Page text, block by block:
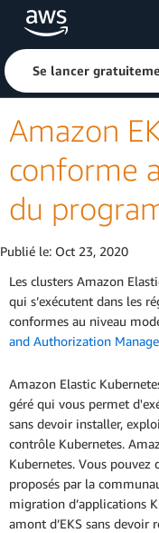
Passer au contenu principal
Cliquer ici
Se lancer
Amazon
conforme
du
Publié le: Oct 23, 2020
Les clusters Amazon
qui s’exécutent dans les
conformes au niveau
and Authorization
Amazon Elastic
géré qui vous permet
sans devoir installer,
contrôle Kubernetes.
Kubernetes. Vous
proposés par la
migration d’applications
amont d’EKS sans devoir